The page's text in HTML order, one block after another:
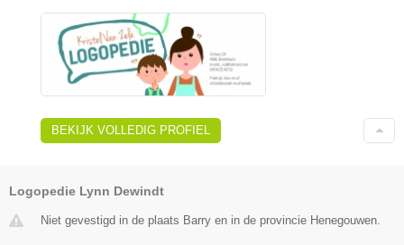
BEKIJK VOLLEDIG PROFIEL
Logopedie Lynn Dewindt
Niet gevestigd in de plaats Barry en in de provincie Henegouwen.